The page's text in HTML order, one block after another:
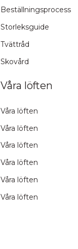
Beställningsprocess
Storleksguide
Tvättråd
Skovård
Våra löften
Våra löften
Våra löften
Våra löften
Våra löften
Våra löften
Våra löften